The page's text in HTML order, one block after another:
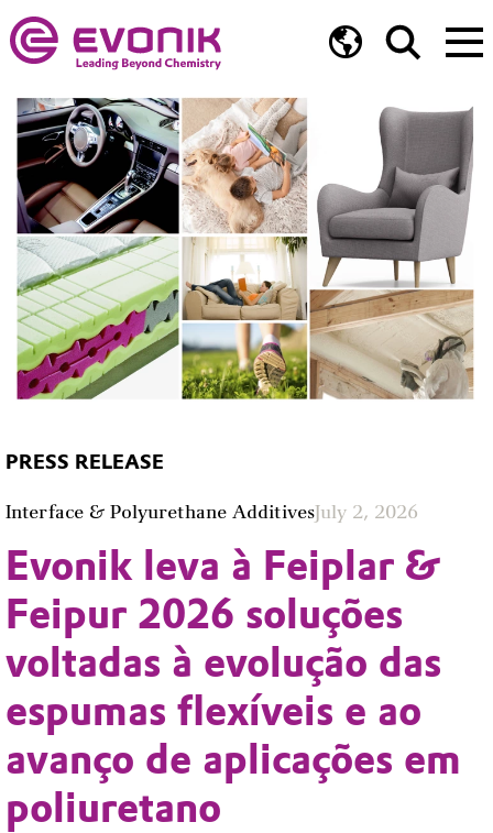
PRESS RELEASE
Interface & Polyurethane AdditivesJuly 2, 2026
Evonik leva à Feiplar &
Feipur 2026 soluções
voltadas à evolução das
espumas flexíveis e ao
avanço de aplicações em
poliuretano